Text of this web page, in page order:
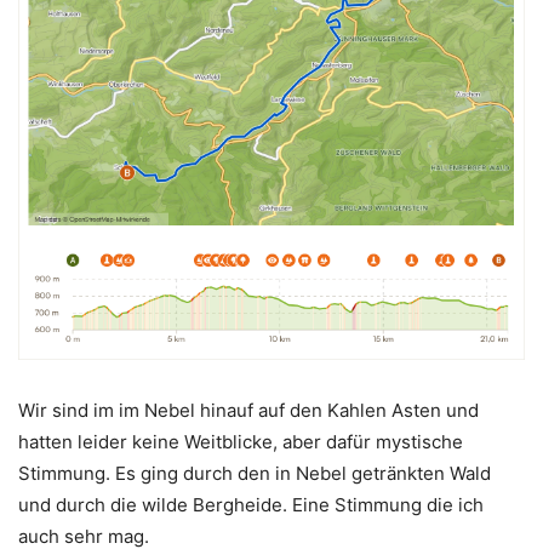
Wir sind im im Nebel hinauf auf den Kahlen Asten und
hatten leider keine Weitblicke, aber dafür mystische
Stimmung. Es ging durch den in Nebel getränkten Wald
und durch die wilde Bergheide. Eine Stimmung die ich
auch sehr mag.